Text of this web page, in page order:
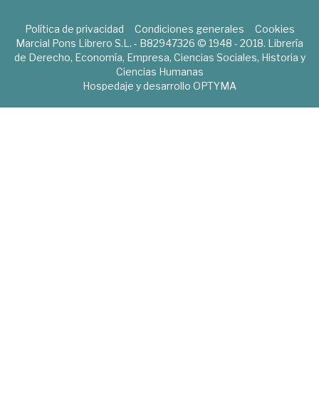
Política de privacidad Condiciones generales
Cookies
Marcial Pons Librero S.L. - B82947326 © 1948 - 2018. Librería
de Derecho, Economía, Empresa, Ciencias Sociales, Historia y
Ciencias Humanas
Hospedaje y desarrollo OPTYMA